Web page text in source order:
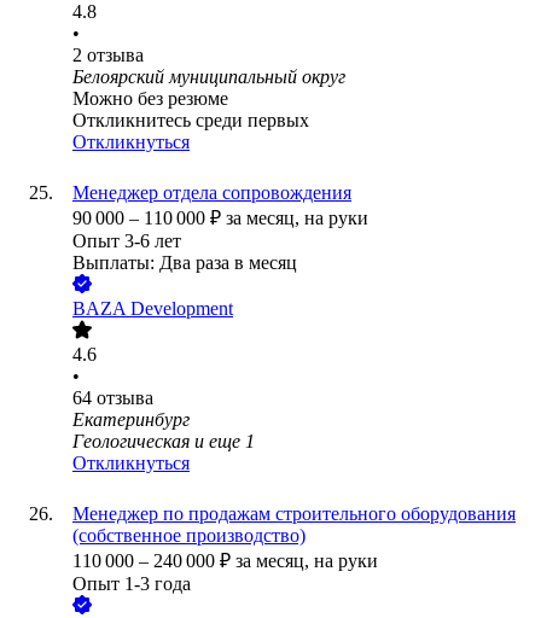
4.8
•
2 отзыва
Белоярский муниципальный округ
Можно без резюме
Откликнитесь среди первых
Откликнуться
Менеджер отдела сопровождения
90 000 – 110 000 ₽ за месяц, на руки
Опыт 3-6 лет
Выплаты: Два раза в месяц
BAZA Development
4.6
•
64 отзыва
Екатеринбург
Геологическая и еще 1
Откликнуться
Менеджер по продажам строительного оборудования
(собственное производство)
110 000 – 240 000 ₽ за месяц, на руки
Опыт 1-3 года